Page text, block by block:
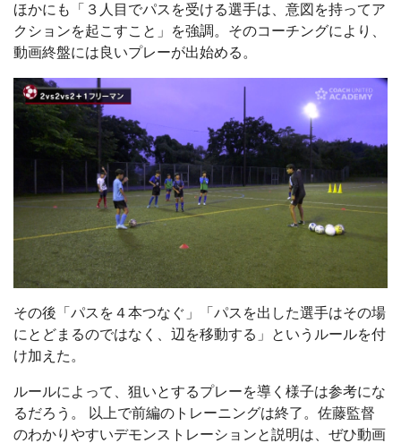
ほかにも「３人目でパスを受ける選手は、意図を持ってア
クションを起こすこと」を強調。そのコーチングにより、
動画終盤には良いプレーが出始める。
その後「パスを４本つなぐ」「パスを出した選手はその場
にとどまるのではなく、辺を移動する」というルールを付
け加えた。
ルールによって、狙いとするプレーを導く様子は参考にな
るだろう。 以上で前編のトレーニングは終了。佐藤監督
のわかりやすいデモンストレーションと説明は、ぜひ動画